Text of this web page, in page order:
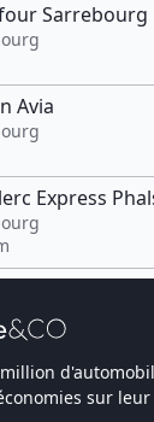
Sarrebourg
Avia
Express
sur